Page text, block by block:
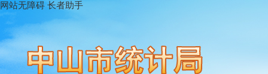
网站无障碍 长者助手